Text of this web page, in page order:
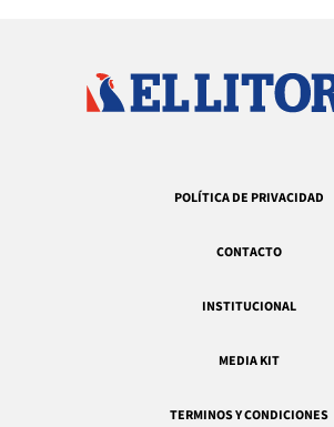
POLÍTICA DE PRIVACIDAD
CONTACTO
INSTITUCIONAL
MEDIA KIT
TERMINOS Y CONDICIONES